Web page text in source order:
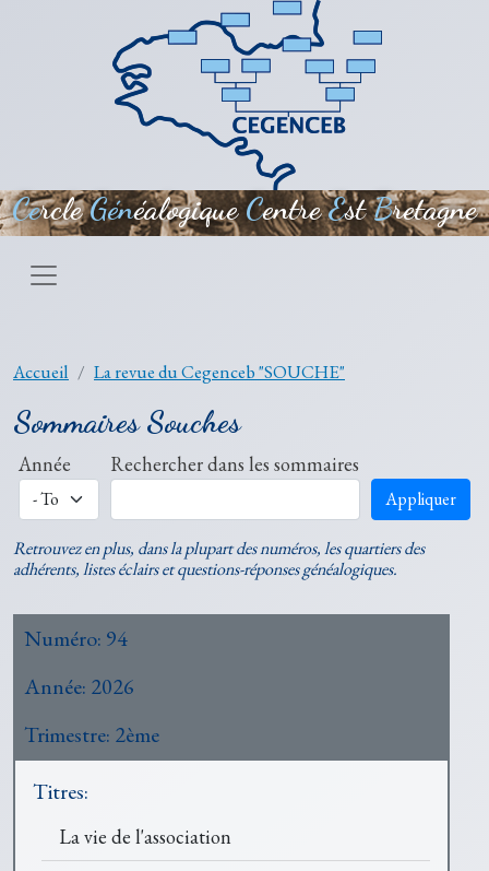
Aller au contenu principal
CercleGénéalogiqueCentreEstBretagne
Accueil La revue du Cegenceb "SOUCHE"
Sommaires Souches
Année Rechercher dans les sommaires
Appliquer
Retrouvez en plus, dans la plupart des numéros, les quartiers des
adhérents, listes éclairs et questions-réponses généalogiques.
Numéro: 94
Année: 2026
Trimestre: 2ème
Titres:
La vie de l'association